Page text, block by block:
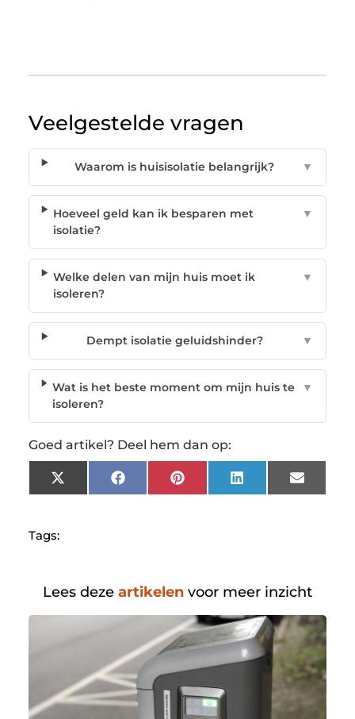
Veelgestelde vragen
Waarom is huisisolatie belangrijk? ▼
Hoeveel geld kan ik besparen met
isolatie?
▼
Welke delen van mijn huis moet ik
isoleren?
▼
Dempt isolatie geluidshinder? ▼
Wat is het beste moment om mijn huis te
isoleren?
▼
Goed artikel? Deel hem dan op:
X
(Twitter)
FacebookPinterest LinkedIn Email
Tags:
Lees deze artikelen voor meer inzicht